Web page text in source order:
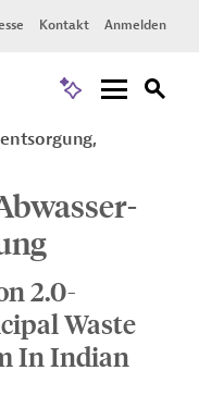
Kontakt Anmelden
2.0-
Waste
In Indian